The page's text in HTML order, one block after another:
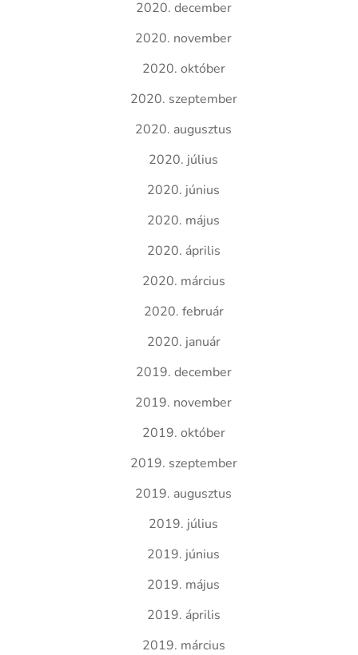
2020. december
2020. november
2020. október
2020. szeptember
2020. augusztus
2020. július
2020. június
2020. május
2020. április
2020. március
2020. február
2020. január
2019. december
2019. november
2019. október
2019. szeptember
2019. augusztus
2019. július
2019. június
2019. május
2019. április
2019. március